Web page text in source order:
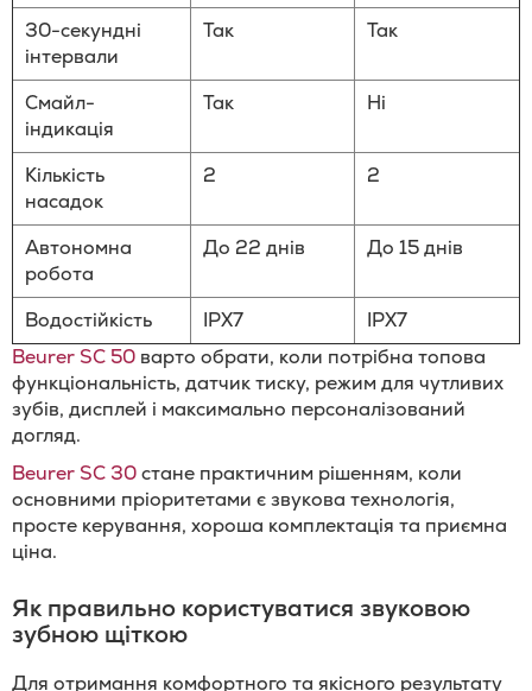
30-секундні
інтервали
Так Так
Смайл-
індикація
Так Ні
Кількість
насадок
2 2
Автономна
робота
До 22 днів До 15 днів
Водостійкість IPX7
IPX7
Beurer SC 50 варто обрати, коли потрібна топова
функціональність, датчик тиску, режим для чутливих
зубів, дисплей і максимально персоналізований
догляд.
Beurer SC 30стане практичним рішенням, коли
основними пріоритетами є звукова технологія,
просте керування, хороша комплектація та приємна
ціна.
Як правильно користуватися звуковою
зубною щіткою
Для отримання комфортного та якісного результату